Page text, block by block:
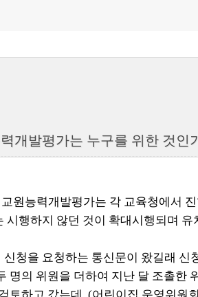
개발평가는 누구를 위한 것인
원능력개발평가는 각 교육청에서
시행하지 않던 것이 확대시행되며
청을 요청하는 통신문이 왔길래 신
명의 위원을 더하여 지난 달 조촐한